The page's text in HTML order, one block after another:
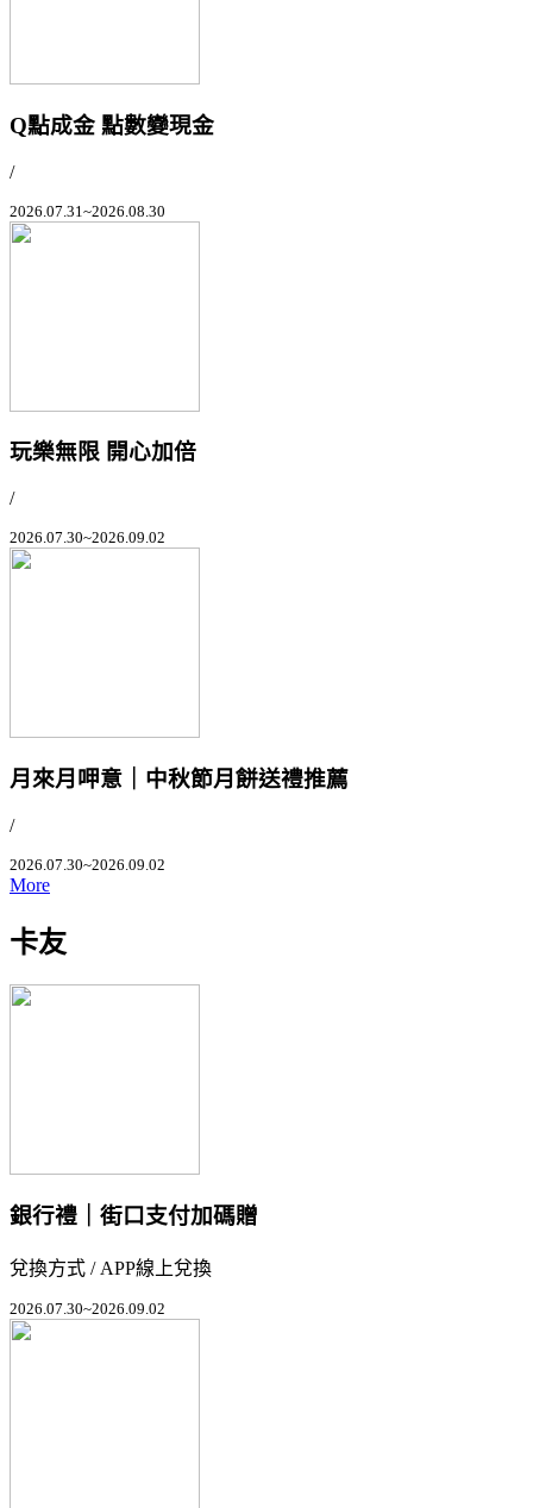
Q點成金 點數變現金
/
2026.07.31~2026.08.30
玩樂無限 開心加倍
/
2026.07.30~2026.09.02
月來月呷意｜中秋節月餅送禮推薦
/
2026.07.30~2026.09.02
More
卡友
銀行禮｜街口支付加碼贈
兌換方式 / APP線上兌換
2026.07.30~2026.09.02